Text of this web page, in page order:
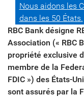
Nous aidons les
dans les 50 États.
RBC Bank désigne
Association (« RBC
propriété exclusive
membre de la
FDIC ») des États-
sont assurés par la